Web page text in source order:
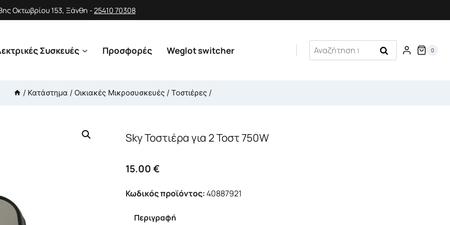
Οκτωβρίου 153, Ξάνθη -25410 70308
Συσκευές Προσφορές Weglot switcher
Αναζήτηση
για:
Αναζήτηση 0
/ Κατάστημα / Οικιακές Μικροσυσκευές / Τοστιέρες /
Sky Τοστιέρα για 2 Τοστ 750W
15.00€
Κωδικός προϊόντος:40887921
Περιγραφή